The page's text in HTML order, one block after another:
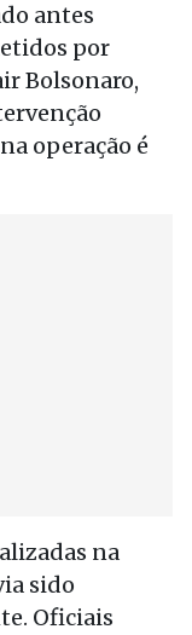
antes
por
Bolsonaro,
operação é
na
sido
Oficiais